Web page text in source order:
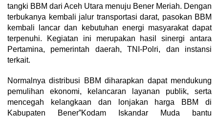
tangki BBM dari Aceh Utara menuju Bener Meriah. Dengan
terbukanya kembali jalur transportasi darat, pasokan BBM
kembali lancar dan kebutuhan energi masyarakat dapat
terpenuhi. Kegiatan ini merupakan hasil sinergi antara
Pertamina, pemerintah daerah, TNI-Polri, dan instansi
terkait.
Normalnya distribusi BBM diharapkan dapat mendukung
pemulihan ekonomi, kelancaran layanan publik, serta
mencegah kelangkaan dan lonjakan harga BBM di
Kabupaten Bener”Kodam Iskandar Muda bantu